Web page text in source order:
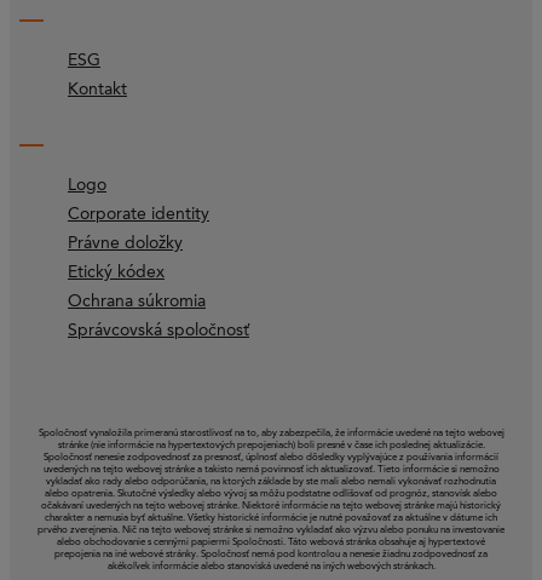
ESG
Kontakt
Logo
Corporate identity
Právne doložky
Etický kódex
Ochrana súkromia
Správcovská spoločnosť
Spoločnosť vynaložila primeranú starostlivosť na to, aby zabezpečila, že informácie uvedené na tejto webovej
stránke (nie informácie na hypertextových prepojeniach) boli presné v čase ich poslednej aktualizácie.
Spoločnosť nenesie zodpovednosť za presnosť, úplnosť alebo dôsledky vyplývajúce z používania informácií
uvedených na tejto webovej stránke a takisto nemá povinnosť ich aktualizovať. Tieto informácie si nemožno
vykladať ako rady alebo odporúčania, na ktorých základe by ste mali alebo nemali vykonávať rozhodnutia
alebo opatrenia. Skutočné výsledky alebo vývoj sa môžu podstatne odlišovať od prognóz, stanovísk alebo
očakávaní uvedených na tejto webovej stránke. Niektoré informácie na tejto webovej stránke majú historický
charakter a nemusia byť aktuálne. Všetky historické informácie je nutné považovať za aktuálne v dátume ich
prvého zverejnenia. Nič na tejto webovej stránke si nemožno vykladať ako výzvu alebo ponuku na investovanie
alebo obchodovanie s cennými papiermi Spoločnosti. Táto webová stránka obsahuje aj hypertextové
prepojenia na iné webové stránky. Spoločnosť nemá pod kontrolou a nenesie žiadnu zodpovednosť za
akékoľvek informácie alebo stanoviská uvedené na iných webových stránkach.